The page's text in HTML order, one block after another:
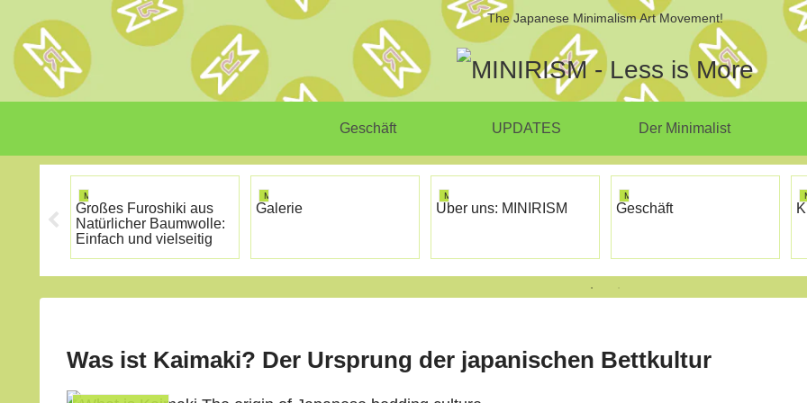
The Japanese Minimalism Art Movement!
Geschäft UPDATES Der Minimalist
MINIRISM
Großes Furoshiki aus
Natürlicher Baumwolle:
Einfach und vielseitig
MINIRISM
Galerie
MINIRISM
Über uns: MINIRISM
MINIRISM
Geschäft
Was ist Kaimaki? Der Ursprung der japanischen Bettkultur